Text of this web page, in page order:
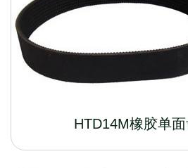
HTD14M橡胶单